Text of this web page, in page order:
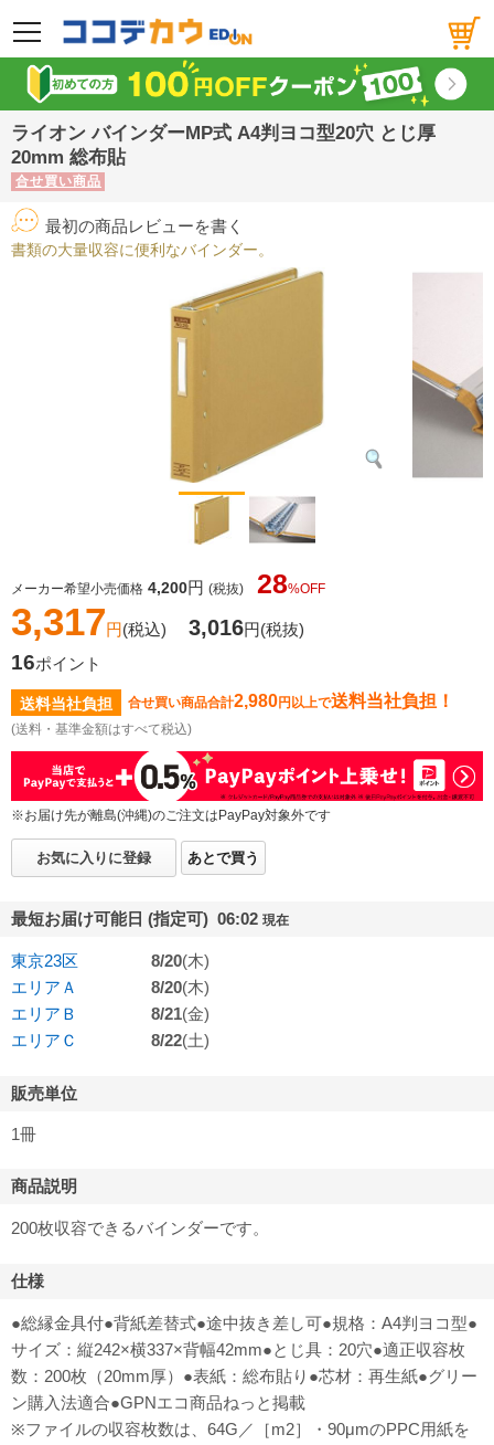
メニュー
ライオン バインダーMP式 A4判ヨコ型20穴 とじ厚
20mm 総布貼
合せ買い商品
最初の商品レビューを書く
書類の大量収容に便利なバインダー。
メーカー希望小売価格 4,200円 (税抜) 28%OFF
3,317円(税込) 3,016円(税抜)
16ポイント
送料当社負担 合せ買い商品合計2,980円以上で送料当社負担！
(送料・基準金額はすべて税込)
※お届け先が離島(沖縄)のご注文はPayPay対象外です
お気に入りに登録 あとで買う
最短お届け可能日 (指定可) 06:02 現在
東京23区 8/20(木)
エリアＡ
8/20(木)
エリアＢ
8/21(金)
エリアＣ
8/22(土)
販売単位
1冊
商品説明
200枚収容できるバインダーです。
仕様
●総縁金具付●背紙差替式●途中抜き差し可●規格：A4判ヨコ型●
サイズ：縦242×横337×背幅42mm●とじ具：20穴●適正収容枚
数：200枚（20mm厚）●表紙：総布貼り●芯材：再生紙●グリー
ン購入法適合●GPNエコ商品ねっと掲載
※ファイルの収容枚数は、64G／［m2］・90μmのPPC用紙を